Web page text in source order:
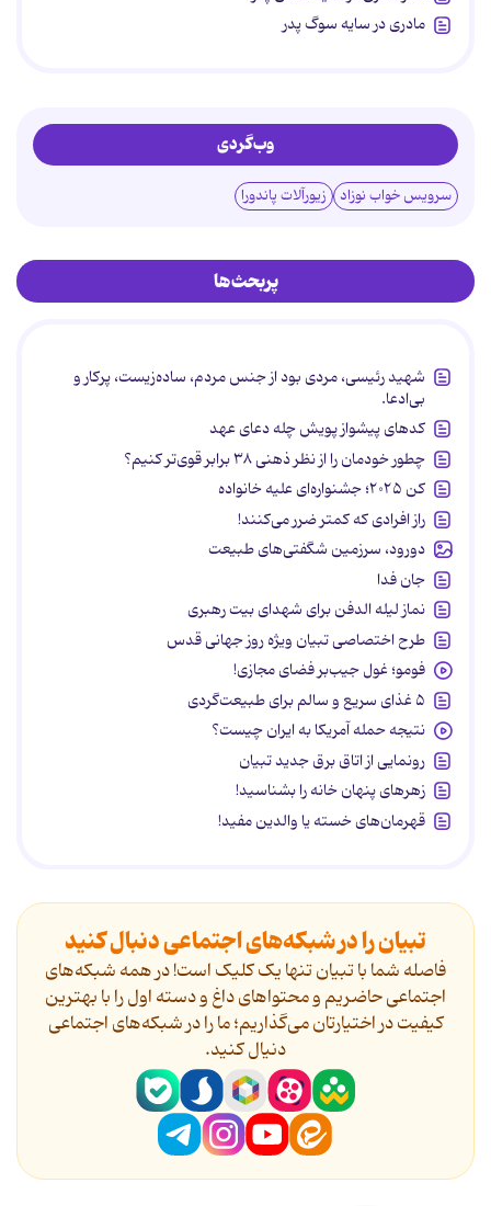
مادری در سایه سوگ پدر
وب‌گردی
سرویس خواب نوزاد زیورآلات پاندورا
پربحث‌ها
شهید رئیسی، مردی بود از جنس مردم، ساده‌زیست، پرکار و
بی‌ادعا.
کدهای پیشواز پویش چله دعای عهد
چطور خودمان را از نظر ذهنی ۳۸ برابر قوی‌تر کنیم؟
کن ۲۰۲۵؛ جشنواره‌ای علیه خانواده
راز افرادی که کمتر ضرر می‌کنند!
دورود، سرزمین شگفتی‌های طبیعت
جان فدا
نماز لیله الدفن برای شهدای بیت رهبری
طرح اختصاصی تبیان ویژه روز جهانی قدس
فومو؛ غول جیب‌بر فضای مجازی!
۵ غذای سریع و سالم برای طبیعت‌گردی
نتیجه حمله آمریکا به ایران چیست؟
رونمایی از اتاق برق جدید تبیان
زهرهای پنهان خانه را بشناسید!
قهرمان‌های خسته یا والدین مفید!
تبیان را در شبکه‌های اجتماعی دنبال کنید
فاصله شما با تبیان تنها یک کلیک است! در همه شبکه‌های
اجتماعی حاضریم و محتواهای داغ و دسته اول را با بهترین
کیفیت در اختیارتان می‌گذاریم؛ ما را در شبکه‌های اجتماعی
دنیال کنید.